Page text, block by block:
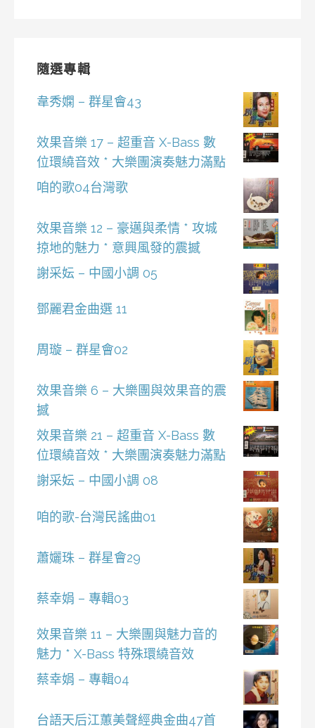
隨選專輯
韋秀嫻 – 群星會43
效果音樂 17 – 超重音 X-Bass 數
位環繞音效 * 大樂團演奏魅力滿點
咱的歌04台灣歌
效果音樂 12 – 豪邁與柔情 * 攻城
掠地的魅力 * 意興風發的震撼
謝采妘 – 中國小調 05
鄧麗君金曲選 11
周璇 – 群星會02
效果音樂 6 – 大樂團與效果音的震
撼
效果音樂 21 – 超重音 X-Bass 數
位環繞音效 * 大樂團演奏魅力滿點
謝采妘 – 中國小調 08
咱的歌-台灣民謠曲01
蕭孋珠 – 群星會29
蔡幸娟 – 專輯03
效果音樂 11 – 大樂團與魅力音的
魅力 * X-Bass 特殊環繞音效
蔡幸娟 – 專輯04
台語天后江蕙美聲經典金曲47首